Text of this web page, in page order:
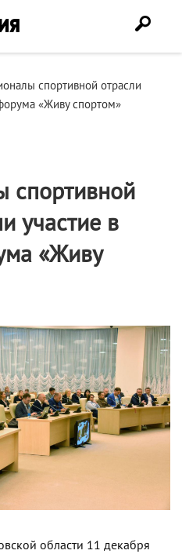
спортивной отрасли
«Живу спортом»
спортивной
участие в
«Живу
области 11 декабря